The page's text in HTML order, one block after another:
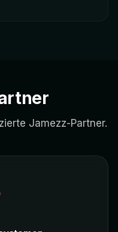
Jamezz-Partner.